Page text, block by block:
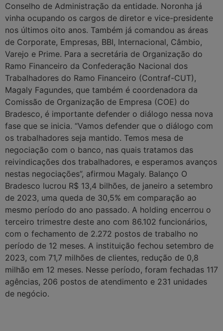
Conselho de Administração da entidade. Noronha já
vinha ocupando os cargos de diretor e vice-presidente
nos últimos oito anos. Também já comandou as áreas
de Corporate, Empresas, BBI, Internacional, Câmbio,
Varejo e Prime. Para a secretária de Organização do
Ramo Financeiro da Confederação Nacional dos
Trabalhadores do Ramo Financeiro (Contraf-CUT),
Magaly Fagundes, que também é coordenadora da
Comissão de Organização de Empresa (COE) do
Bradesco, é importante defender o diálogo nessa nova
fase que se inicia. “Vamos defender que o diálogo com
os trabalhadores seja mantido. Temos mesa de
negociação com o banco, nas quais tratamos das
reivindicações dos trabalhadores, e esperamos avanços
nestas negociações”, afirmou Magaly. Balanço O
Bradesco lucrou R$ 13,4 bilhões, de janeiro a setembro
de 2023, uma queda de 30,5% em comparação ao
mesmo período do ano passado. A holding encerrou o
terceiro trimestre deste ano com 86.102 funcionários,
com o fechamento de 2.272 postos de trabalho no
período de 12 meses. A instituição fechou setembro de
2023, com 71,7 milhões de clientes, redução de 0,8
milhão em 12 meses. Nesse período, foram fechadas 117
agências, 206 postos de atendimento e 231 unidades
de negócio.